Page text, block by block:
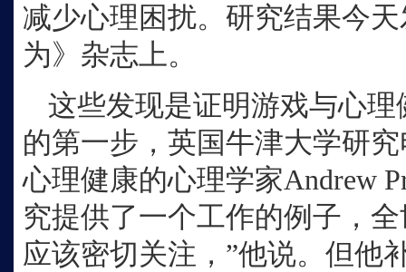
减少心理困扰。研究结果今
为》杂志上。
这些发现是证明游戏与心
的第一步，英国牛津大学研
心理健康的心理学家Andrew
究提供了一个工作的例子，
应该密切关注，”他说。但他